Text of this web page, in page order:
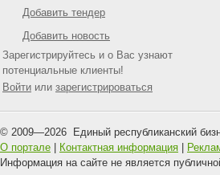
Добавить тендер
Добавить новость
Зарегистрируйтесь и о Вас узнают
потенциальные клиенты!
Войти или зарегистрироваться
© 2009—2026 Единый республиканский
О портале
Контактная информация
Информация на сайте не является